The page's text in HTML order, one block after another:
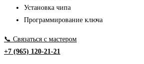
Установка чипа
Программирование ключа
📞 Связаться с мастером
+7 (965) 120-21-21